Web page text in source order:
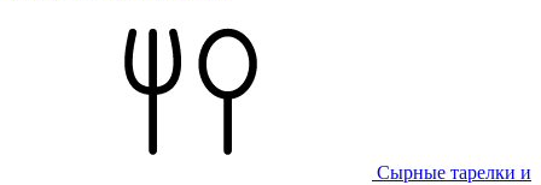
Сырные тарелки и